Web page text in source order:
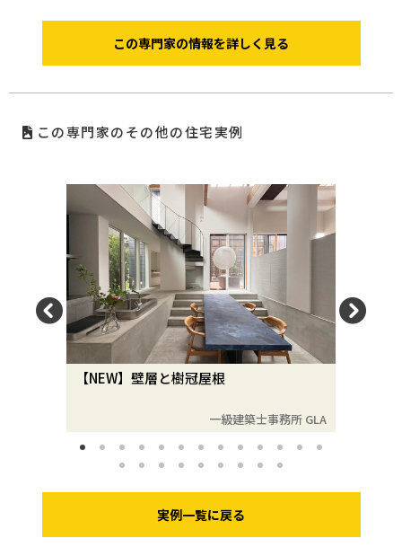
この専門家の情報を詳しく見る
この専門家のその他の住宅実例
【NEW】壁層と樹冠屋根
一級建築士事務所 GLA
実例一覧に戻る